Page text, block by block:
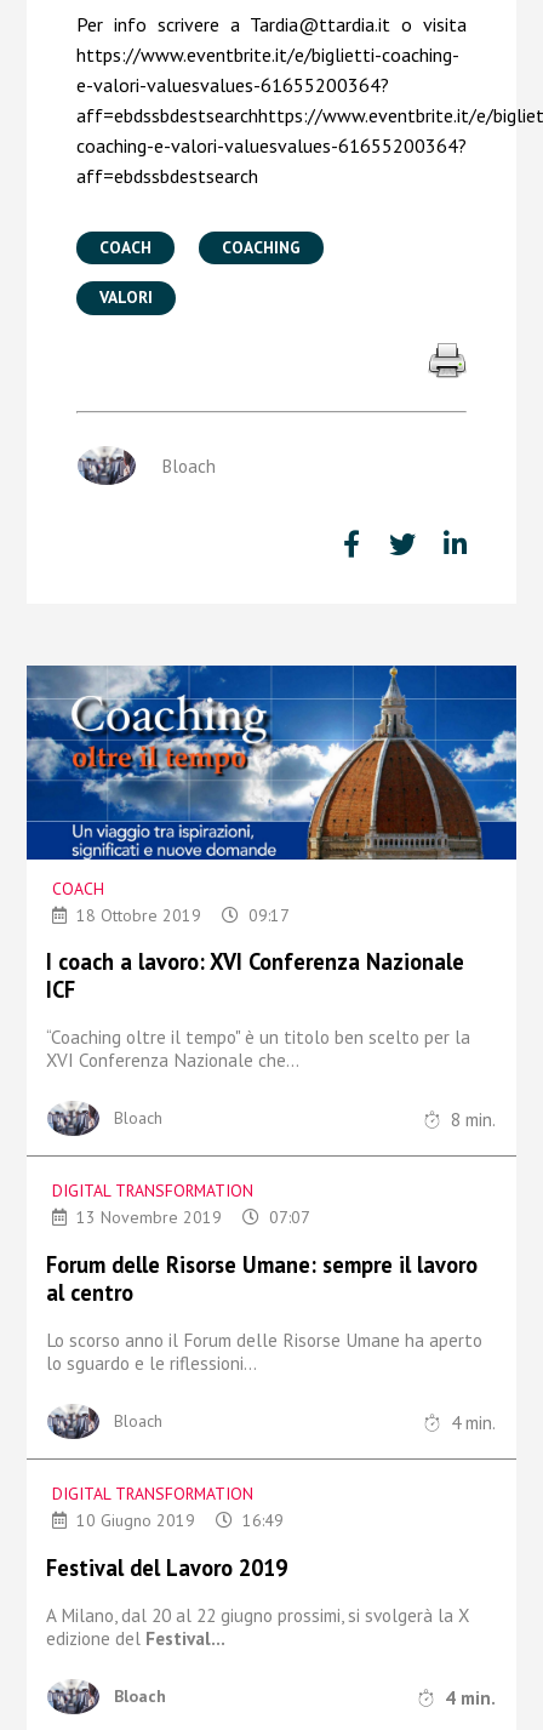
Per info scrivere a Tardia@ttardia.it o visita
https://www.eventbrite.it/e/biglietti-coaching-
e-valori-valuesvalues-61655200364?
aff=ebdssbdestsearchhttps://www.eventbrite.it/e/
coaching-e-valori-valuesvalues-61655200364?
aff=ebdssbdestsearch
COACH COACHING
VALORI
Bloach
COACH
18 Ottobre 2019
09:17
I coach a lavoro: XVI Conferenza Nazionale
ICF
“Coaching oltre il tempo" è un titolo ben scelto per la
XVI Conferenza Nazionale che...
Bloach 8 min.
DIGITAL TRANSFORMATION
13 Novembre 2019
07:07
Forum delle Risorse Umane: sempre il lavoro
al centro
Lo scorso anno il Forum delle Risorse Umane ha aperto
lo sguardo e le riflessioni...
Bloach 4 min.
DIGITAL TRANSFORMATION
10 Giugno 2019
16:49
Festival del Lavoro 2019
A Milano, dal 20 al 22 giugno prossimi, si svolgerà la X
edizione del Festival...
Bloach 4 min.